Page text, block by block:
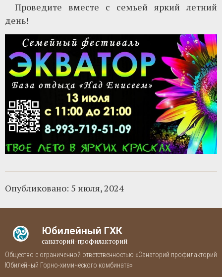
Проведите вместе с семьей яркий летний
день!
Опубликовано: 5 июля, 2024
Юбилейный ГХК
санаторий-профилакторий
Общество с ограниченной ответственностью «Санаторий профилакторий
Юбилейный Горно-химического комбината»